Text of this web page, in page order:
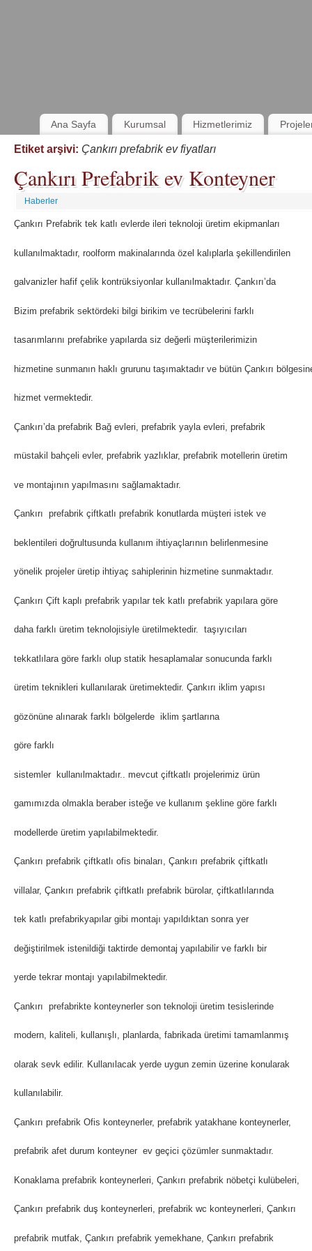
Ana Sayfa Kurumsal Hizmetlerimiz
Etiket arşivi: Çankırı prefabrik ev fiyatları
Çankırı Prefabrik ev Konteyner
Haberler
Çankırı Prefabrik tek katlı evlerde ileri teknoloji üretim ekipmanları
kullanılmaktadır, roolform makinalarında özel kalıplarla şekillendirilen
galvanizler hafif çelik kontrüksiyonlar kullanılmaktadır. Çankırı’da
Bizim prefabrik sektördeki bilgi birikim ve tecrübelerini farklı
tasarımlarını prefabrike yapılarda siz değerli müşterilerimizin
hizmetine sunmanın haklı grurunu taşımaktadır ve bütün Çankırı
hizmet vermektedir.
Çankırı’da prefabrik Bağ evleri, prefabrik yayla evleri, prefabrik
müstakil bahçeli evler, prefabrik yazlıklar, prefabrik motellerin üretim
ve montajının yapılmasını sağlamaktadır.
Çankırı prefabrik çiftkatlı prefabrik konutlarda müşteri istek ve
beklentileri doğrultusunda kullanım ihtiyaçlarının belirlenmesine
yönelik projeler üretip ihtiyaç sahiplerinin hizmetine sunmaktadır.
Çankırı Çift kaplı prefabrik yapılar tek katlı prefabrik yapılara göre
daha farklı üretim teknolojisiyle üretilmektedir. taşıyıcıları
tekkatlılara göre farklı olup statik hesaplamalar sonucunda farklı
üretim teknikleri kullanılarak üretimektedir. Çankırı iklim yapısı
gözönüne alınarak farklı bölgelerde iklim şartlarına
göre farklı
sistemler kullanılmaktadır.. mevcut çiftkatlı projelerimiz ürün
gamımızda olmakla beraber isteğe ve kullanım şekline göre farklı
modellerde üretim yapılabilmektedir.
Çankırı prefabrik çiftkatlı ofis binaları, Çankırı prefabrik çiftkatlı
villalar, Çankırı prefabrik çiftkatlı prefabrik bürolar, çiftkatlılarında
tek katlı prefabrikyapılar gibi montajı yapıldıktan sonra yer
değiştirilmek istenildiği taktirde demontaj yapılabilir ve farklı bir
yerde tekrar montajı yapılabilmektedir.
Çankırı prefabrikte konteynerler son teknoloji üretim tesislerinde
modern, kaliteli, kullanışlı, planlarda, fabrikada üretimi tamamlanmış
olarak sevk edilir. Kullanılacak yerde uygun zemin üzerine konularak
kullanılabilir.
Çankırı prefabrik Ofis konteynerler, prefabrik yatakhane konteynerler,
prefabrik afet durum konteyner ev geçici çözümler sunmaktadır.
Konaklama prefabrik konteynerleri, Çankırı prefabrik nöbetçi kulübeleri,
Çankırı prefabrik duş konteynerleri, prefabrik wc konteynerleri, Çankırı
prefabrik mutfak, Çankırı prefabrik yemekhane, Çankırı prefabrik